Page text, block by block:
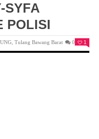
SYFA
POLISI
,Tulang Bawang Barat 0 1